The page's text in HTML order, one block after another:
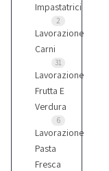
Impastatrici
2
Lavorazione
Carni
31
Lavorazione
Frutta E
Verdura
6
Lavorazione
Pasta
Fresca